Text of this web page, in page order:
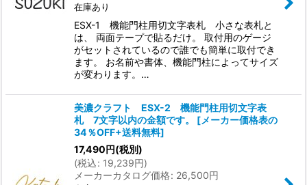
在庫あり
ESX-1 機能門柱用切文字表札 小さな表札と
は、 両面テープで貼るだけ。 取付用のゲージ
がセットされているので誰でも簡単に取付でき
ます。 お名前や書体、機能門柱によってサイズ
が変わります。…
美濃クラフト ESX-2 機能門柱用切文字表
札 7文字以内の金額です。
[メーカー価格表の
34％OFF+送料無料]
17,490円(税別)
(税込: 19,239円)
メーカーカタログ価格: 26,500円